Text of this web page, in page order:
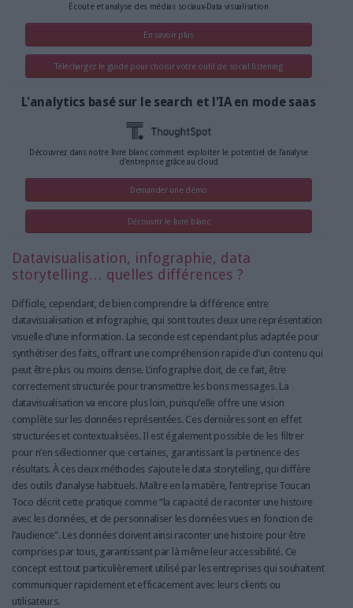
Écoute et analyse des médias sociaux-Data visualisation
En savoir plus
Téléchargez le guide pour choisir votre outil de social listening
L'analytics basé sur le search et l'IA en mode saas
Découvrez dans notre livre blanc comment exploiter le potentiel de l'analyse
d'entreprise grâce au cloud
Demander une démo
Découvrir le livre blanc
Datavisualisation, infographie, data
storytelling… quelles différences ?
Difficile, cependant, de bien comprendre la différence entre
datavisualisation et infographie, qui sont toutes deux une représentation
visuelle d’une information. La seconde est cependant plus adaptée pour
synthétiser des faits, offrant une compréhension rapide d’un contenu qui
peut être plus ou moins dense. L’infographie doit, de ce fait, être
correctement structurée pour transmettre les bons messages. La
datavisualisation va encore plus loin, puisqu’elle offre une vision
complète sur les données représentées. Ces dernières sont en effet
structurées et contextualisées. Il est également possible de les filtrer
pour n’en sélectionner que certaines, garantissant la pertinence des
résultats. À ces deux méthodes s’ajoute le data storytelling, qui diffère
des outils d’analyse habituels. Maître en la matière, l’entreprise Toucan
Toco décrit cette pratique comme “la capacité de raconter une histoire
avec les données, et de personnaliser les données vues en fonction de
l’audience”. Les données doivent ainsi raconter une histoire pour être
comprises par tous, garantissant par là même leur accessibilité. Ce
concept est tout particulièrement utilisé par les entreprises qui souhaitent
communiquer rapidement et efficacement avec leurs clients ou
utilisateurs.